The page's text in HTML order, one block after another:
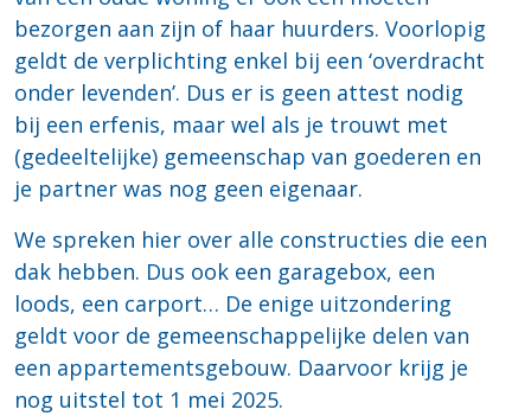
bezorgen aan zijn of haar huurders. Voorlopig
geldt de verplichting enkel bij een ‘overdracht
onder levenden’. Dus er is geen attest nodig
bij een erfenis, maar wel als je trouwt met
(gedeeltelijke) gemeenschap van goederen en
je partner was nog geen eigenaar.
We spreken hier over alle constructies die een
dak hebben. Dus ook een garagebox, een
loods, een carport… De enige uitzondering
geldt voor de gemeenschappelijke delen van
een appartementsgebouw. Daarvoor krijg je
nog uitstel tot 1 mei 2025.